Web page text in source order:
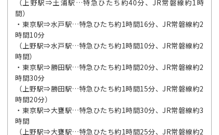
（上野駅⇒土浦駅…特急ひたち約40分、JR常磐線約1時
間）
・東京駅⇒水戸駅…特急ひたち約1時間16分、JR常磐線約2
時間10分
（上野駅⇒水戸駅…特急ひたち約1時間10分、JR常磐線約2
時間）
・東京駅⇒勝田駅…特急ひたち約1時間20分、JR常磐線約2
時間30分
（上野駅⇒勝田駅…特急ひたち約1時間15分、JR常磐線約2
時間20分）
・東京駅⇒大甕駅…特急ひたち約1時間30分、JR常磐線約3
時間
（上野駅⇒大甕駅…特急ひたち約1時間25分、JR常磐線約2